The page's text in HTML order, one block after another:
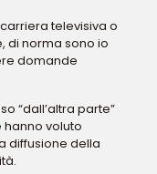
televisiva o
di norma sono io
domande
“dall’altra parte”
hanno voluto
diffusione della